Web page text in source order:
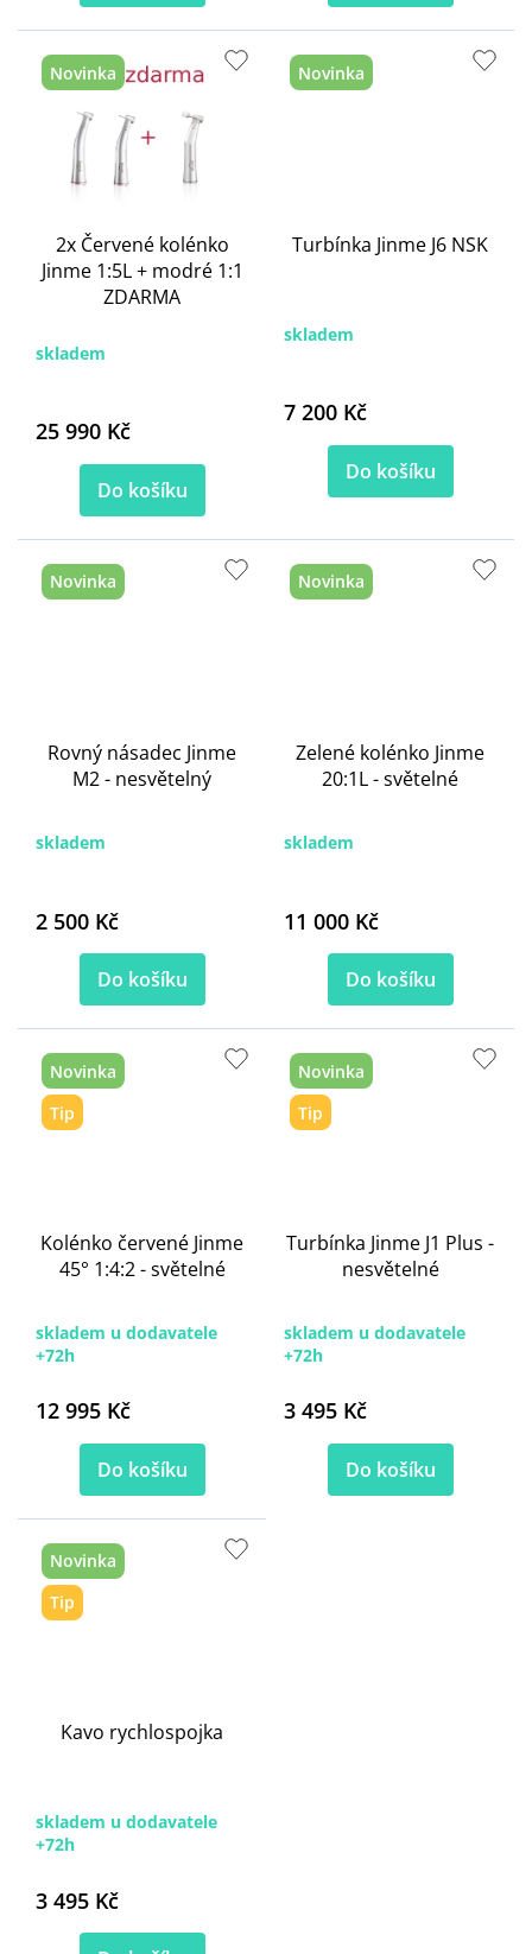
Novinka
2x Červené kolénko
Jinme 1:5L + modré 1:1
ZDARMA
skladem
25 990 Kč
Do košíku
Novinka
Turbínka Jinme J6 NSK
skladem
7 200 Kč
Do košíku
Novinka
Rovný násadec Jinme
M2 - nesvětelný
skladem
2 500 Kč
Do košíku
Novinka
Zelené kolénko Jinme
20:1L - světelné
skladem
11 000 Kč
Do košíku
Novinka
Tip
Kolénko červené Jinme
45° 1:4:2 - světelné
skladem u dodavatele
+72h
12 995 Kč
Do košíku
Novinka
Tip
Turbínka Jinme J1 Plus -
nesvětelné
skladem u dodavatele
+72h
3 495 Kč
Do košíku
Novinka
Tip
Kavo rychlospojka
skladem u dodavatele
+72h
3 495 Kč